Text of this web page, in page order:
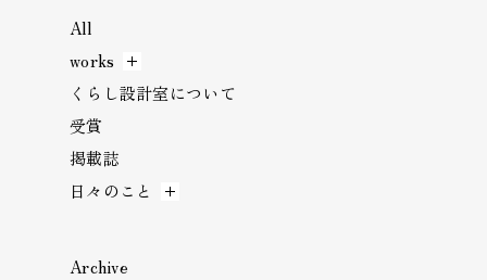
All
works
くらし設計室について
受賞
掲載誌
日々のこと
Archive